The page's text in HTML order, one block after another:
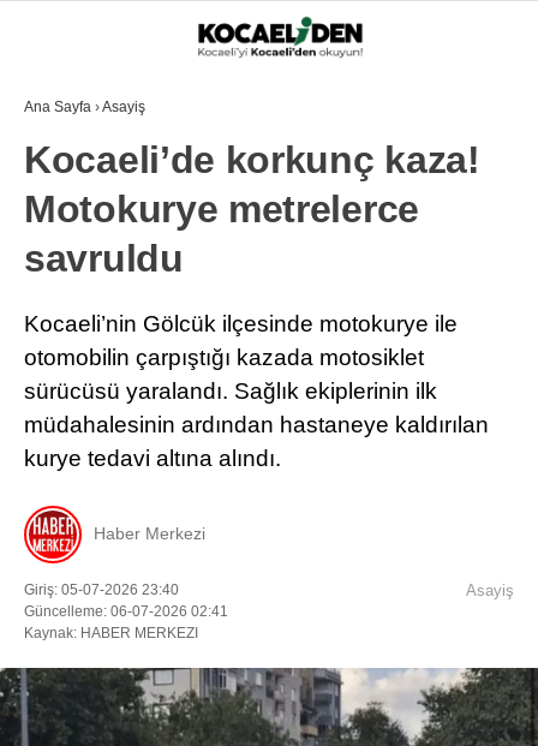
Ana Sayfa ›Asayiş
Kocaeli’de korkunç kaza!
Motokurye metrelerce
savruldu
Kocaeli’nin Gölcük ilçesinde motokurye ile
otomobilin çarpıştığı kazada motosiklet
sürücüsü yaralandı. Sağlık ekiplerinin ilk
müdahalesinin ardından hastaneye kaldırılan
kurye tedavi altına alındı.
Haber Merkezi
Giriş: 05-07-2026 23:40
Güncelleme: 06-07-2026 02:41
Kaynak: HABER MERKEZI
Asayiş